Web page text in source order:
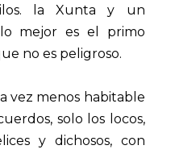
la Xunta y un
mejor es el primo
no es peligroso.
vez menos habitable
solo los locos,
y dichosos, con